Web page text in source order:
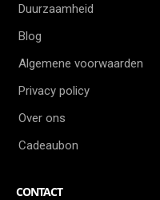
Duurzaamheid
Blog
Algemene voorwaarden
Privacy policy
Over ons
Cadeaubon
CONTACT